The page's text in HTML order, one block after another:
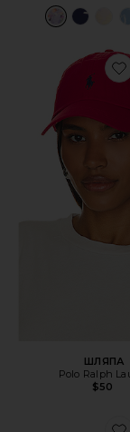
ШЛЯПА
Polo Ralph
$50